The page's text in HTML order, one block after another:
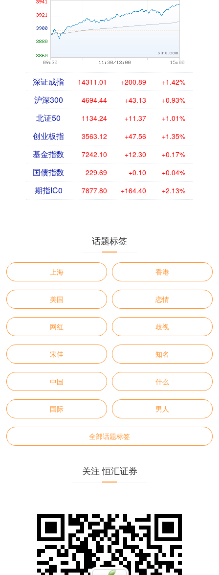
深证成指 14311.01 +200.89 +1.42%
沪深300 4694.44 +43.13 +0.93%
北证50 1134.24 +11.37 +1.01%
创业板指 3563.12 +47.56 +1.35%
基金指数 7242.10 +12.30 +0.17%
国债指数 229.69 +0.10 +0.04%
期指IC0 7877.80 +164.40 +2.13%
话题标签
上海 香港
美国 恋情
网红 歧视
宋佳 知名
中国 什么
国际 男人
全部话题标签
关注 恒汇证券